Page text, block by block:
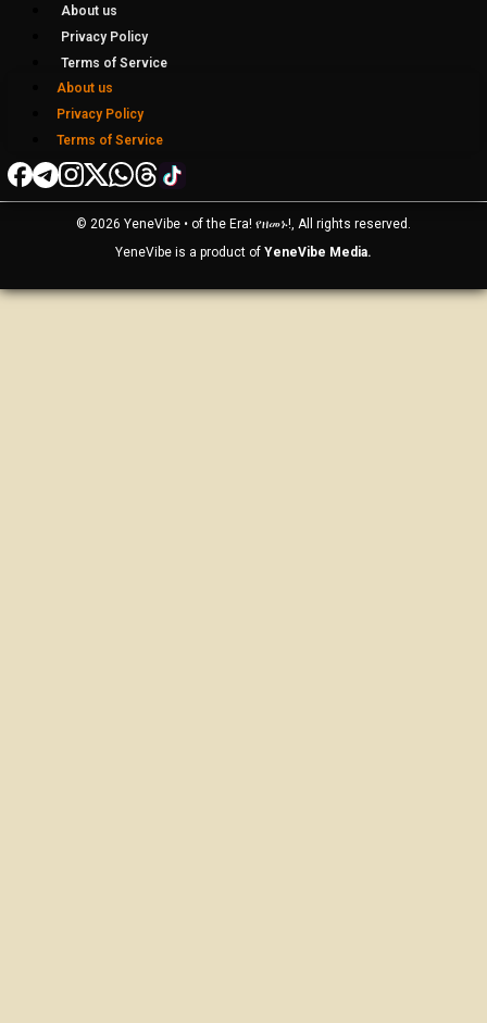
About us
Privacy Policy
Terms of Service
About us
Privacy Policy
Terms of Service
© 2026 YeneVibe • of the Era! የዘመኑ!, All rights reserved.
YeneVibe is a product of YeneVibe Media.